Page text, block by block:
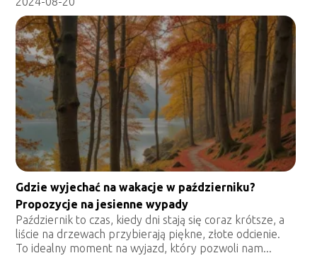
Gdzie wyjechać na wakacje w październiku?
Propozycje na jesienne wypady
Październik to czas, kiedy dni stają się coraz krótsze, a
liście na drzewach przybierają piękne, złote odcienie.
To idealny moment na wyjazd, który pozwoli nam...